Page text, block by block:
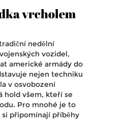
vrcholem
nedělní
vozidel,
americké armády do
nejen techniku
v osvobození
hold všem, kteří se
Pro mnohé je to
připomínají příběhy